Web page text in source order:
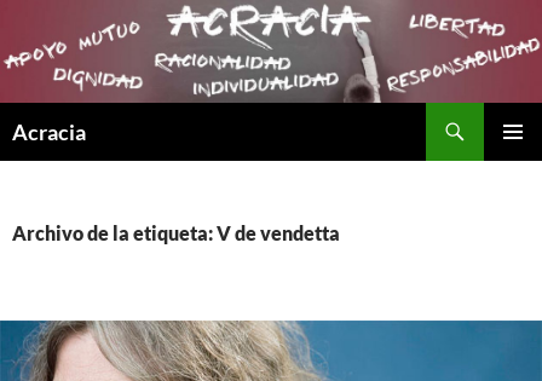
Acracia
Archivo de la etiqueta: V de vendetta